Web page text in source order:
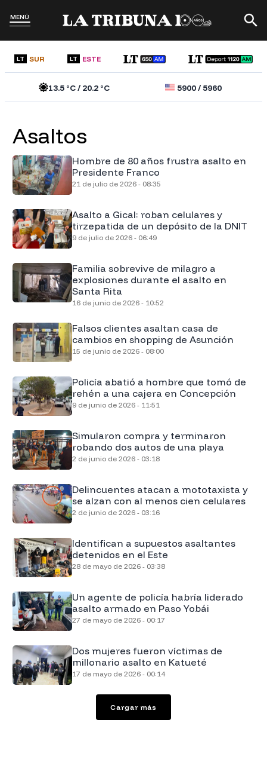
MENÚ
LT SUR LT ESTE
13.5°C /20.2°C 5900/5960
Asaltos
Hombre de 80 años frustra asalto en
Presidente Franco
21 de julio de 2026 - 08:35
Asalto a Gical: roban celulares y
tirzepatida de un depósito de la DNIT
9 de julio de 2026 - 06:49
Familia sobrevive de milagro a
explosiones durante el asalto en
Santa Rita
16 de junio de 2026 - 10:52
Falsos clientes asaltan casa de
cambios en shopping de Asunción
15 de junio de 2026 - 08:00
Policía abatió a hombre que tomó de
rehén a una cajera en Concepción
9 de junio de 2026 - 11:51
Simularon compra y terminaron
robando dos autos de una playa
2 de junio de 2026 - 03:18
Delincuentes atacan a mototaxista y
se alzan con al menos cien celulares
2 de junio de 2026 - 03:16
Identifican a supuestos asaltantes
detenidos en el Este
28 de mayo de 2026 - 03:38
Un agente de policía habría liderado
asalto armado en Paso Yobái
27 de mayo de 2026 - 00:17
Dos mujeres fueron víctimas de
millonario asalto en Katueté
17 de mayo de 2026 - 00:14
Cargar más